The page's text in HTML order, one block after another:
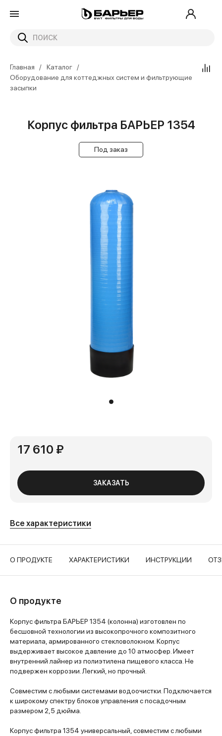
Главная
Каталог
Оборудование для коттеджных систем и фильтрующие
засыпки
Корпус фильтра БАРЬЕР 1354
Под заказ
17 610 ₽
ЗАКАЗАТЬ
Все характеристики
О ПРОДУКТЕ ХАРАКТЕРИСТИКИ ИНСТРУКЦИИ
О продукте
Корпус фильтра БАРЬЕР 1354 (колонна) изготовлен по
бесшовной технологии из высокопрочного композитного
материала, армированного стекловолокном. Корпус
выдерживает высокое давление до 10 атмосфер. Имеет
внутренний лайнер из полиэтилена пищевого класса. Не
подвержен коррозии. Легкий, но прочный.
Совместим с любыми системами водоочистки. Подключается
к широкому спектру блоков управления с посадочным
размером 2,5 дюйма.
Корпус фильтра 1354 универсальный, совместим с любыми